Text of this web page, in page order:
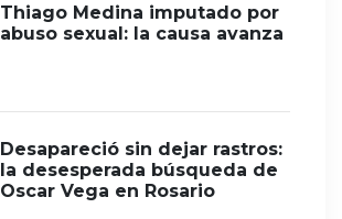
Thiago Medina imputado por
abuso sexual: la causa avanza
Desapareció sin dejar rastros:
la desesperada búsqueda de
Oscar Vega en Rosario